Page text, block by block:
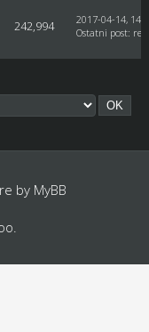
242,994
2017-04-14,
Ostatni post:
by MyBB